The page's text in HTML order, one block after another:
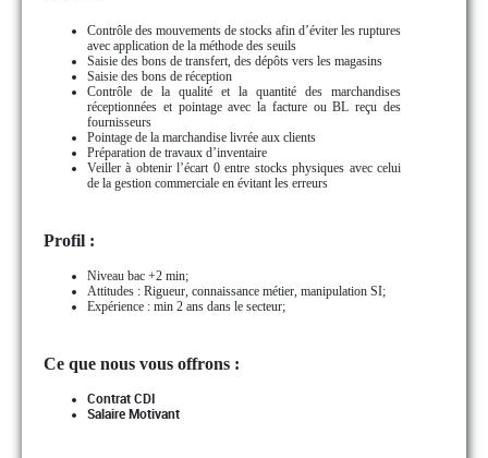
Contrôle des mouvements de stocks afin d’éviter les ruptures
avec application de la méthode des seuils
Saisie des bons de transfert, des dépôts vers les magasins
Saisie des bons de réception
Contrôle de la qualité et la quantité des marchandises
réceptionnées et pointage avec la facture ou BL reçu des
fournisseurs
Pointage de la marchandise livrée aux clients
Préparation de travaux d’inventaire
Veiller à obtenir l’écart 0 entre stocks physiques avec celui
de la gestion commerciale en évitant les erreurs
Profil :
Niveau bac +2 min;
Attitudes : Rigueur, connaissance métier, manipulation SI;
Expérience : min 2 ans dans le secteur;
Ce que nous vous offrons :
Contrat CDI
Salaire Motivant